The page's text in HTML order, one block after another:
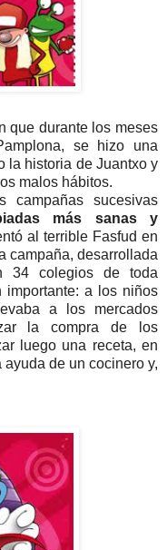
que durante los meses
se hizo una
la historia de Juantxo y
malos hábitos.
sucesivas
más sanas y
al terrible Fasfud en
campaña, desarrollada
34 colegios de toda
importante: a los niños
a los mercados
la compra de los
luego una receta, en
de un cocinero y,